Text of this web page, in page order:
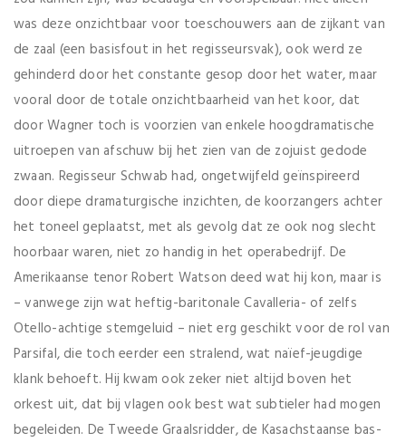
was deze onzichtbaar voor toeschouwers aan de zijkant van
de zaal (een basisfout in het regisseursvak), ook werd ze
gehinderd door het constante gesop door het water, maar
vooral door de totale onzichtbaarheid van het koor, dat
door Wagner toch is voorzien van enkele hoogdramatische
uitroepen van afschuw bij het zien van de zojuist gedode
zwaan. Regisseur Schwab had, ongetwijfeld geïnspireerd
door diepe dramaturgische inzichten, de koorzangers achter
het toneel geplaatst, met als gevolg dat ze ook nog slecht
hoorbaar waren, niet zo handig in het operabedrijf. De
Amerikaanse tenor Robert Watson deed wat hij kon, maar is
– vanwege zijn wat heftig-baritonale Cavalleria- of zelfs
Otello-achtige stemgeluid – niet erg geschikt voor de rol van
Parsifal, die toch eerder een stralend, wat naïef-jeugdige
klank behoeft. Hij kwam ook zeker niet altijd boven het
orkest uit, dat bij vlagen ook best wat subtieler had mogen
begeleiden. De Tweede Graalsridder, de Kasachstaanse bas-